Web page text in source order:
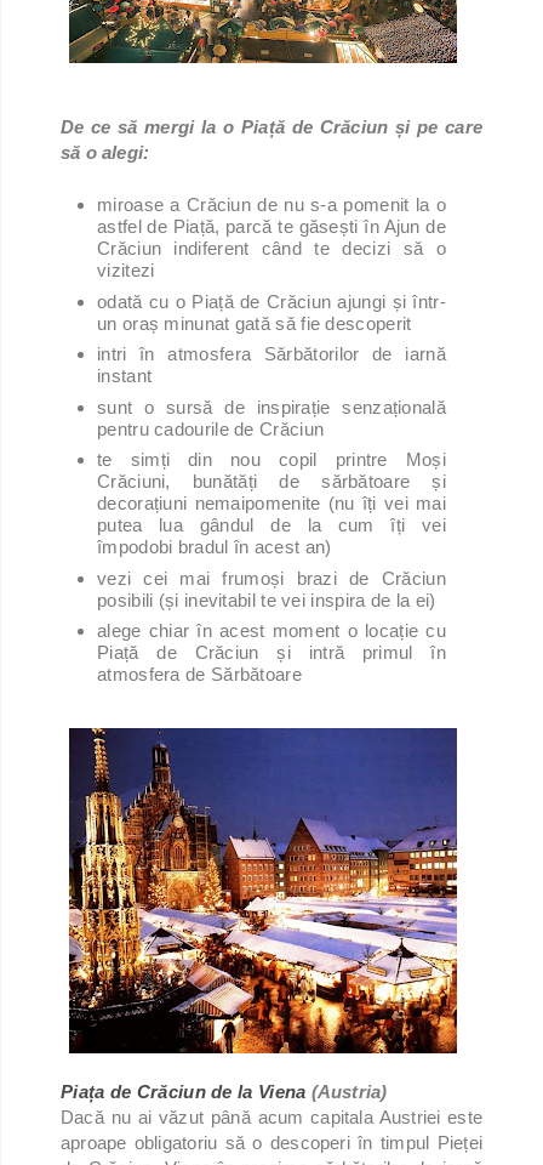
De ce să mergi la o Piață de Crăciun și pe care
să o alegi:
miroase a Crăciun de nu s-a pomenit la o
astfel de Piață, parcă te găsești în Ajun de
Crăciun indiferent când te decizi să o
vizitezi
odată cu o Piață de Crăciun ajungi și într-
un oraș minunat gată să fie descoperit
intri în atmosfera Sărbătorilor de iarnă
instant
sunt o sursă de inspirație senzațională
pentru cadourile de Crăciun
te simți din nou copil printre Moși
Crăciuni, bunătăți de sărbătoare și
decorațiuni nemaipomenite (nu îți vei mai
putea lua gândul de la cum îți vei
împodobi bradul în acest an)
vezi cei mai frumoși brazi de Crăciun
posibili (și inevitabil te vei inspira de la ei)
alege chiar în acest moment o locație cu
Piață de Crăciun și intră primul în
atmosfera de Sărbătoare
Piața de Crăciun de la Viena (Austria)
Dacă nu ai văzut până acum capitala Austriei este
aproape obligatoriu să o descoperi în timpul Pieței